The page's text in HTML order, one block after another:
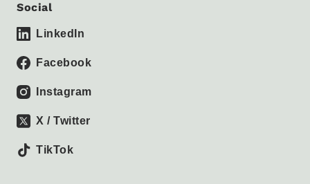
Social
LinkedIn
Facebook
Instagram
X / Twitter
TikTok